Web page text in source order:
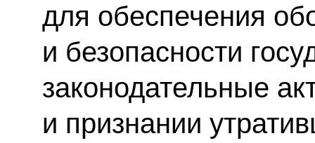
для обеспечения
и безопасности
законодательные
и признании